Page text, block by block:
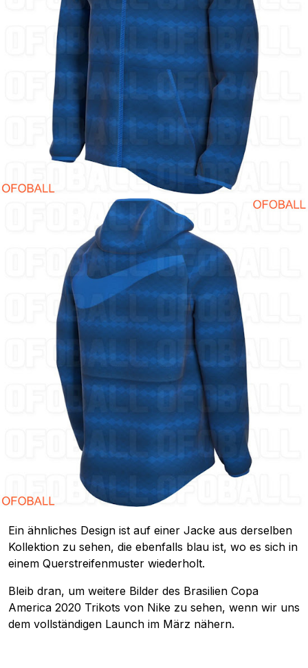
Ein ähnliches Design ist auf einer Jacke aus derselben
Kollektion zu sehen, die ebenfalls blau ist, wo es sich in
einem Querstreifenmuster wiederholt.
Bleib dran, um weitere Bilder des Brasilien Copa
America 2020 Trikots von Nike zu sehen, wenn wir uns
dem vollständigen Launch im März nähern.